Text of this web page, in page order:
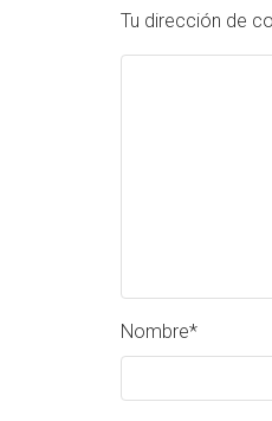
Tu dirección de
Nombre*